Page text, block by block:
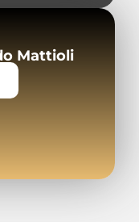
Mattioli